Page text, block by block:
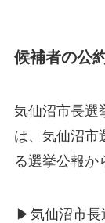
候補者の公
気仙沼市長選
は、気仙沼市
る選挙公報か
▶ 気仙沼市